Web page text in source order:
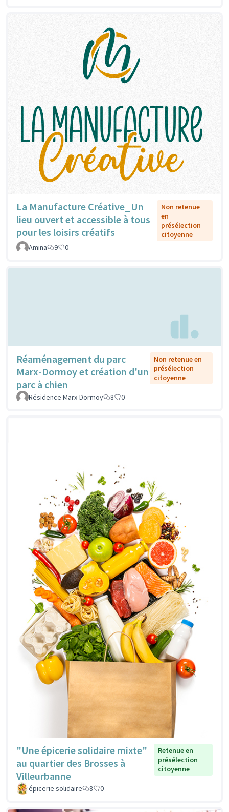
La Manufacture Créative_Un
lieu ouvert et accessible à tous
pour les loisirs créatifs
Non retenue
en
présélection
citoyenne
Amina
9 0
Réaménagement du parc
Marx-Dormoy et création d'un
parc à chien
Non retenue en
présélection
citoyenne
Résidence Marx-Dormoy 8 0
"Une épicerie solidaire mixte"
au quartier des Brosses à
Villeurbanne
Retenue en
présélection
citoyenne
épicerie solidaire 8 0